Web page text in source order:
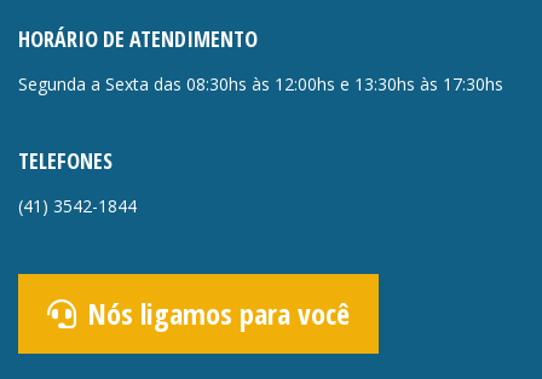
HORÁRIO DE ATENDIMENTO
Segunda a Sexta das 08:30hs às 12:00hs e 13:30hs às 17:30hs
TELEFONES
(41) 3542-1844
Nós ligamos para você